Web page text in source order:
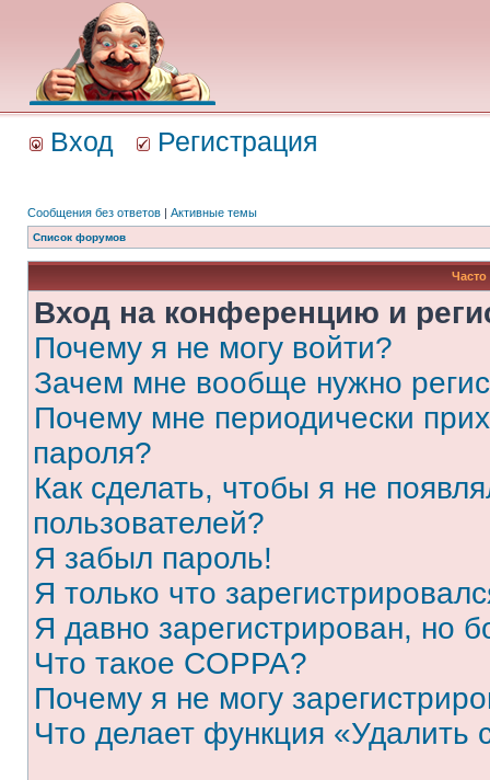
Вход Регистрация
Сообщения без ответов | Активные темы
Список форумов
Вход на конференцию и
Почему я не могу войти?
Зачем мне вообще нужно
Почему мне периодически
пароля?
Как сделать, чтобы я не
пользователей?
Я забыл пароль!
Я только что
Я давно зарегистрирован, но
Что такое COPPA?
Почему я не могу
Что делает функция «Удалить